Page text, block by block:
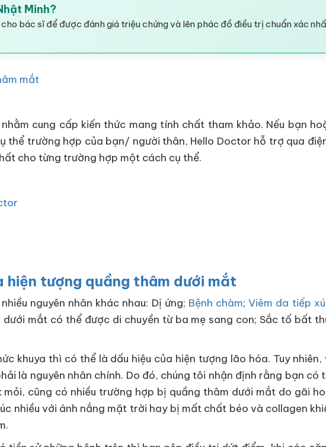
Minh?
bác sĩ để được đánh giá triệu chứng và lên phác đồ điều trị chuẩn xác
mắt
cung cấp kiến thức mang tính chất tham khảo. Nếu bạn
thể trường hợp của bạn/ người thân, Hello Doctor hỗ trợ qua
cho từng trường hợp một cách cụ thể.
hiện tượng quầng thâm dưới mắt
nguyên nhân khác nhau: Dị ứng; Bệnh chàm;Viêm da tiếp
mắt có thể được di chuyền từ ba mẹ sang con; Sắc tố bất
khuya thì có thể là dấu hiệu của hiện tượng lão hóa. Tuy
là nguyên nhân chính. Do đó, chúng tôi nhận định rằng bạn có
mỏi, cũng có nhiều trường hợp bị quầng thâm dưới mắt do gãi
nhiều với ánh nắng mặt trời hay bị mất chất béo và collagen